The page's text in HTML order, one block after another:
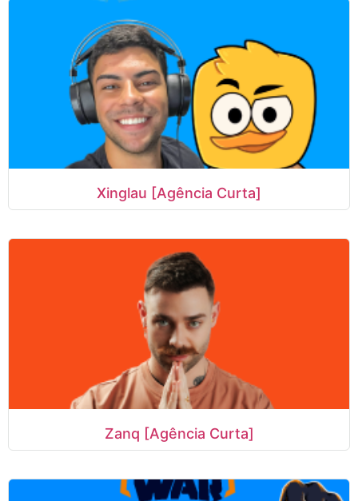
Xinglau [Agência Curta]
Zanq [Agência Curta]